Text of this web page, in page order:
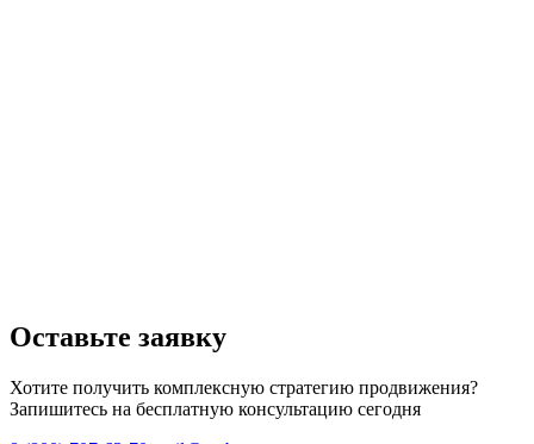
Оставьте заявку
Хотите получить комплексную стратегию продвижения?
Запишитесь на бесплатную консультацию сегодня